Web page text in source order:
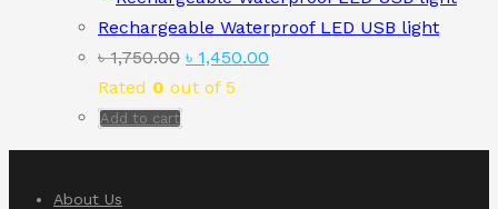
Rechargeable Waterproof LED USB light
৳1,750.00 Original
price
৳ 1,750.00.
৳ 1,450.00
৳ 1,450.00.
Rated 0 out of 5
Add to cart
About Us